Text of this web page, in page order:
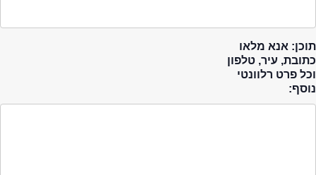
תוכן: אנא מלאו
כתובת, עיר, טלפון
וכל פרט רלוונטי
נוסף: